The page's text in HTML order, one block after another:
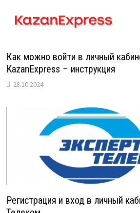
Как можно войти в личный
KazanExpress – инструкция
28.10.2024
Регистрация и вход в личный